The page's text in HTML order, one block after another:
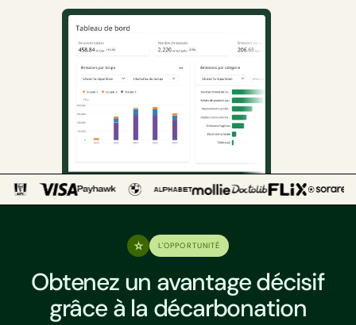
L'OPPORTUNITÉ
Obtenez un avantage décisif
grâce à la décarbonation